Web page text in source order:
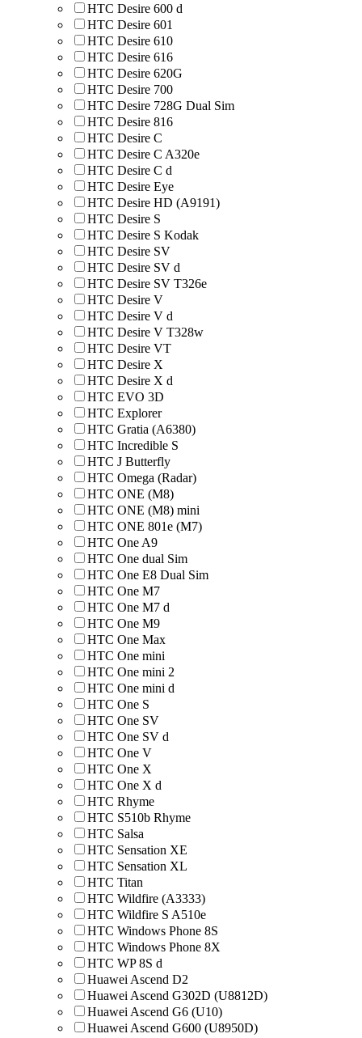
HTC Desire 600 d
HTC Desire 601
HTC Desire 610
HTC Desire 616
HTC Desire 620G
HTC Desire 700
HTC Desire 728G Dual Sim
HTC Desire 816
HTC Desire C
HTC Desire C A320e
HTC Desire C d
HTC Desire Eye
HTC Desire HD (A9191)
HTC Desire S
HTC Desire S Kodak
HTC Desire SV
HTC Desire SV d
HTC Desire SV T326e
HTC Desire V
HTC Desire V d
HTC Desire V T328w
HTC Desire VT
HTC Desire X
HTC Desire X d
HTC EVO 3D
HTC Explorer
HTC Gratia (A6380)
HTC Incredible S
HTC J Butterfly
HTC Omega (Radar)
HTC ONE (M8)
HTC ONE (M8) mini
HTC ONE 801e (M7)
HTC One A9
HTC One dual Sim
HTC One E8 Dual Sim
HTC One M7
HTC One M7 d
HTC One M9
HTC One Max
HTC One mini
HTC One mini 2
HTC One mini d
HTC One S
HTC One SV
HTC One SV d
HTC One V
HTC One X
HTC One X d
HTC Rhyme
HTC S510b Rhyme
HTC Salsa
HTC Sensation XE
HTC Sensation XL
HTC Titan
HTC Wildfire (A3333)
HTC Wildfire S A510e
HTC Windows Phone 8S
HTC Windows Phone 8X
HTC WP 8S d
Huawei Ascend D2
Huawei Ascend G302D (U8812D)
Huawei Ascend G6 (U10)
Huawei Ascend G600 (U8950D)